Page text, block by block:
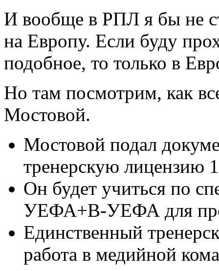
И вообще в РПЛ я бы не
на Европу. Если буду
подобное, то только в
Но там посмотрим, как
Мостовой.
Мостовой подал
тренерскую лицензию
Он будет учиться по
УЕФА+В-УЕФА для
Единственный
работа в медийной